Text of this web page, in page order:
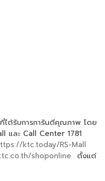
ได้รับการการันตีคุณภาพ​ โดย
และ Call Center 1781
ktc.today/RS-Mall
shoponline ตั้งแต่